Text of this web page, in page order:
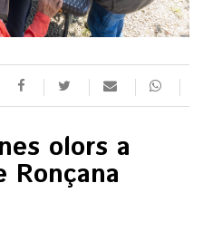
olors a
Ronçana